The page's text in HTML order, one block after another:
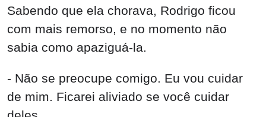
Sabendo que ela chorava, Rodrigo ficou
com mais remorso, e no momento não
sabia como apaziguá-la.
- Não se preocupe comigo. Eu vou cuidar
de mim. Ficarei aliviado se você cuidar